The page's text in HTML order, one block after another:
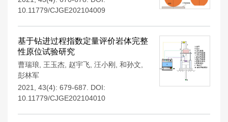
10.11779/CJGE202104009
基于钻进过程指数定量评价岩体完整
性原位试验研究
曹瑞琅 王玉杰 赵宇飞 汪小刚 和孙文
彭林军
2021, 43(4): 679-687.
DOI:
10.11779/CJGE202104010